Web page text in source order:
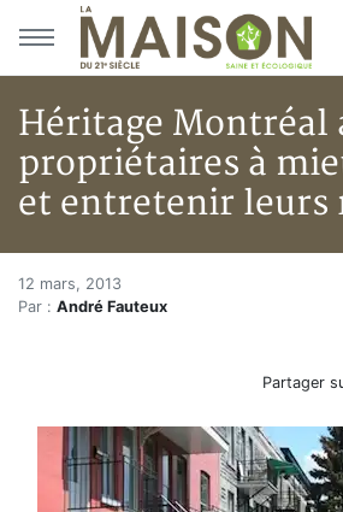
Aller au menu principal
Aller au contenu principal
Héritage Montréal
propriétaires à
et entretenir leurs
Accueil
Articles
Héritage Montréal aide les
Héritage Montréal
12 mars, 2013
Par : André Fauteux
Partager